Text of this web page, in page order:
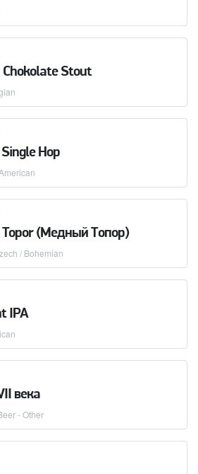
Chokolate Stout
Hop
Topor (Медный Топор)
/ Bohemian
IPA
века
- Other